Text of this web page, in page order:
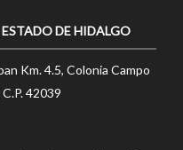
DE HIDALGO
Km. 4.5, Colonia Campo
42039